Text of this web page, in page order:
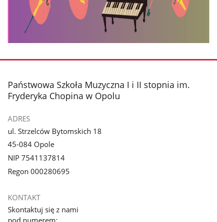
stopka
Państwowa Szkoła Muzyczna I i II stopnia im.
Fryderyka Chopina w Opolu
ADRES
ul. Strzelców Bytomskich 18
45-084 Opole
NIP 7541137814
Regon 000280695
KONTAKT
Skontaktuj się z nami